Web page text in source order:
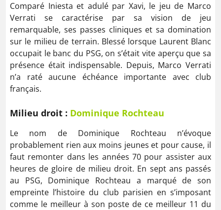
Comparé Iniesta et adulé par Xavi, le jeu de Marco
Verrati se caractérise par sa vision de jeu
remarquable, ses passes cliniques et sa domination
sur le milieu de terrain. Blessé lorsque Laurent Blanc
occupait le banc du PSG, on s’était vite aperçu que sa
présence était indispensable. Depuis, Marco Verrati
n’a raté aucune échéance importante avec club
français.
Milieu droit : Dominique Rochteau
Le nom de Dominique Rochteau n’évoque
probablement rien aux moins jeunes et pour cause, il
faut remonter dans les années 70 pour assister aux
heures de gloire de milieu droit. En sept ans passés
au PSG, Dominique Rochteau a marqué de son
empreinte l’histoire du club parisien en s’imposant
comme le meilleur à son poste de ce meilleur 11 du